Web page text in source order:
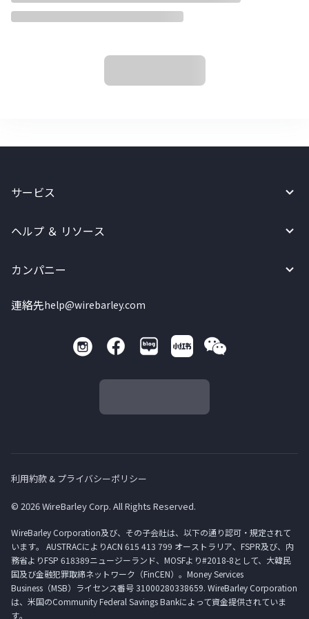
サービス
ヘルプ ＆ リソース
カンパニー
連絡先help@wirebarley.com
利用約款 & プライバシーポリシー
© 2026 WireBarley Corp. All Rights Reserved.
WireBarley Corporation及び、その子会社は、以下の通り認可・規定されて
います。 AUSTRACによりACN 615 413 799 オーストラリア、FSPR及び、内
務省よりFSP 618389ニュージーランド、MOSFより#2018-8として、大韓民
国及び金融犯罪取締ネットワーク（FinCEN）。Money Services
Business（MSB）ライセンス番号 31000280338659. WireBarley Corporation
は、米国のCommunity Federal Savings Bankによって資金提供されていま
す。